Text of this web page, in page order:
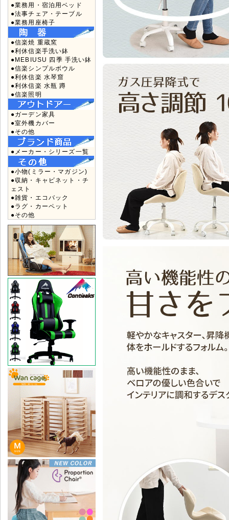
●業務用・宿泊用ベッド
●法事チェア・テーブル
●業務用座椅子
●信楽焼 重蔵窯
●利休信楽手洗い鉢
●MEBIUSU 四季 手洗い鉢
●信楽シンプルボウル
●利休信楽 水琴窟
●利休信楽 水瓶 蹲
●信楽照明
●ガーデン家具
●室外機カバー
●その他
●メーカー・シリーズ一覧
●小物(ミラー・マガジン)
●収納・キャビネット・チ
ェスト
●雑貨・エコバック
●ラグ・カーペット
●その他